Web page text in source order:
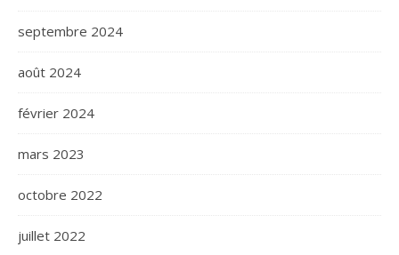
septembre 2024
août 2024
février 2024
mars 2023
octobre 2022
juillet 2022